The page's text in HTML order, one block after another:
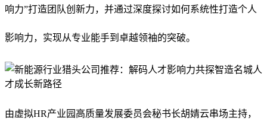
响力”打造团队创新力，并通过深度探讨如何系统性打造个人
影响力，实现从专业能手到卓越领袖的突破。
由虚拟HR产业园高质量发展委员会秘书长胡婧云串场主持，